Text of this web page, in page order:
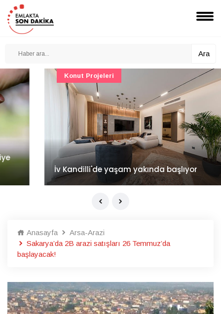
Ara
İv Kandilli'de yaşam yakında başlıyor
Konut Projeleri
Anasayfa
Arsa-Arazi
Sakarya’da 2B arazi satışları 26 Temmuz’da
başlayacak!